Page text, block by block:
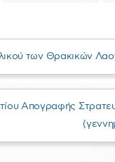
των Θρακικών
Απογραφής